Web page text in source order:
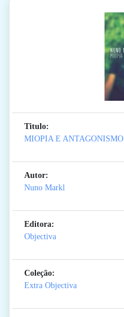
Titulo:
MIOPIA E ANTAGONISMO
Autor:
Nuno Markl
Editora:
Objectiva
Coleção:
Extra Objectiva